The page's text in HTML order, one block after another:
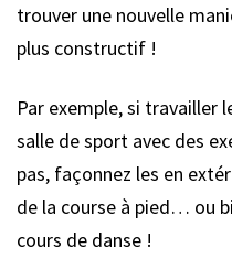
trouver une nouvelle
plus constructif !
Par exemple, si travailler
salle de sport avec des
pas, façonnez les en
de la course à pied… ou
cours de danse !